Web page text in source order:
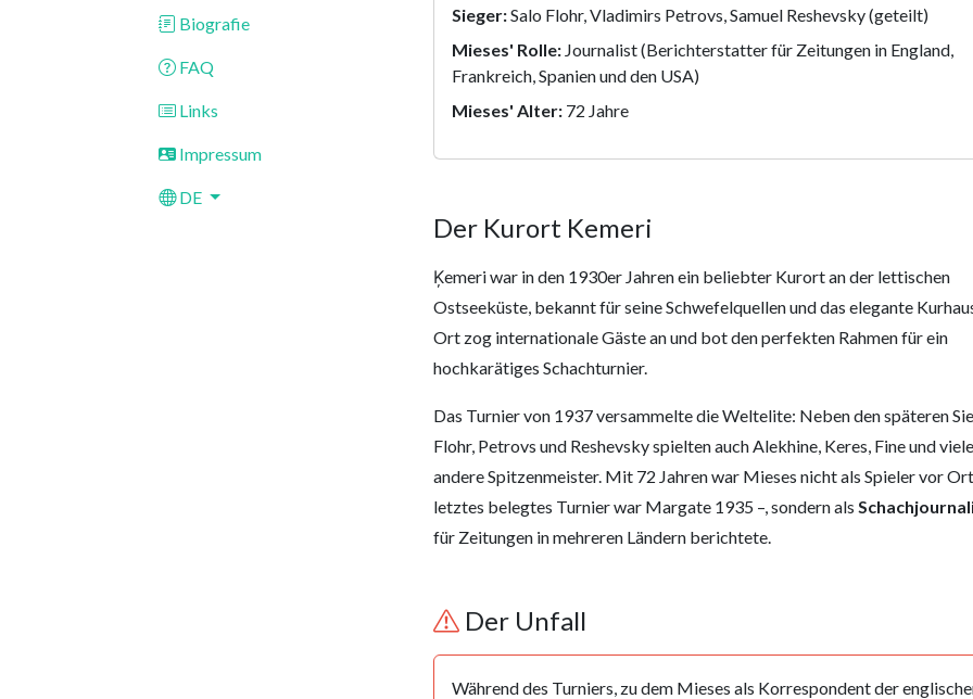
Biografie
FAQ
Links
Impressum
DE
Sieger:Salo Flohr, Vladimirs Petrovs, Samuel Reshevsky (geteilt)
Mieses' Rolle: Journalist (Berichterstatter für Zeitungen in England,
Frankreich, Spanien und den USA)
Mieses' Alter: 72 Jahre
Der Kurort Kemeri
Ķemeri war in den 1930er Jahren ein beliebter Kurort an der lettischen
Ostseeküste, bekannt für seine Schwefelquellen und das elegante
Ort zog internationale Gäste an und bot den perfekten Rahmen für ein
hochkarätiges Schachturnier.
Das Turnier von 1937 versammelte die Weltelite: Neben den späteren
Flohr, Petrovs und Reshevsky spielten auch Alekhine, Keres, Fine und viele
andere Spitzenmeister. Mit 72 Jahren war Mieses nicht als Spieler vor
letztes belegtes Turnier war Margate 1935 –, sondern als
für Zeitungen in mehreren Ländern berichtete.
Der Unfall
Während des Turniers, zu dem Mieses als Korrespondent der